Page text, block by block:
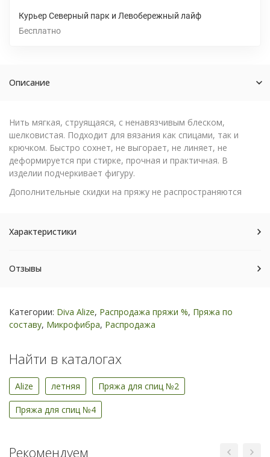
Курьер Северный парк и Левобережный лайф
Бесплатно
Описание
Нить мягкая, струящаяся, с ненавязчивым блеском,
шелковистая. Подходит для вязания как спицами, так и
крючком. Быстро сохнет, не выгорает, не линяет, не
деформируется при стирке, прочная и практичная. В
изделии подчеркивает фигуру.
Дополнительные скидки на пряжу не распространяются
Характеристики
Отзывы
Категории: Diva Alize, Распродажа пряжи %, Пряжа по
составу, Микрофибра, Распродажа
Найти в каталогах
Alize летняя Пряжа для спиц №2
Пряжа для спиц №4
Рекомендуем